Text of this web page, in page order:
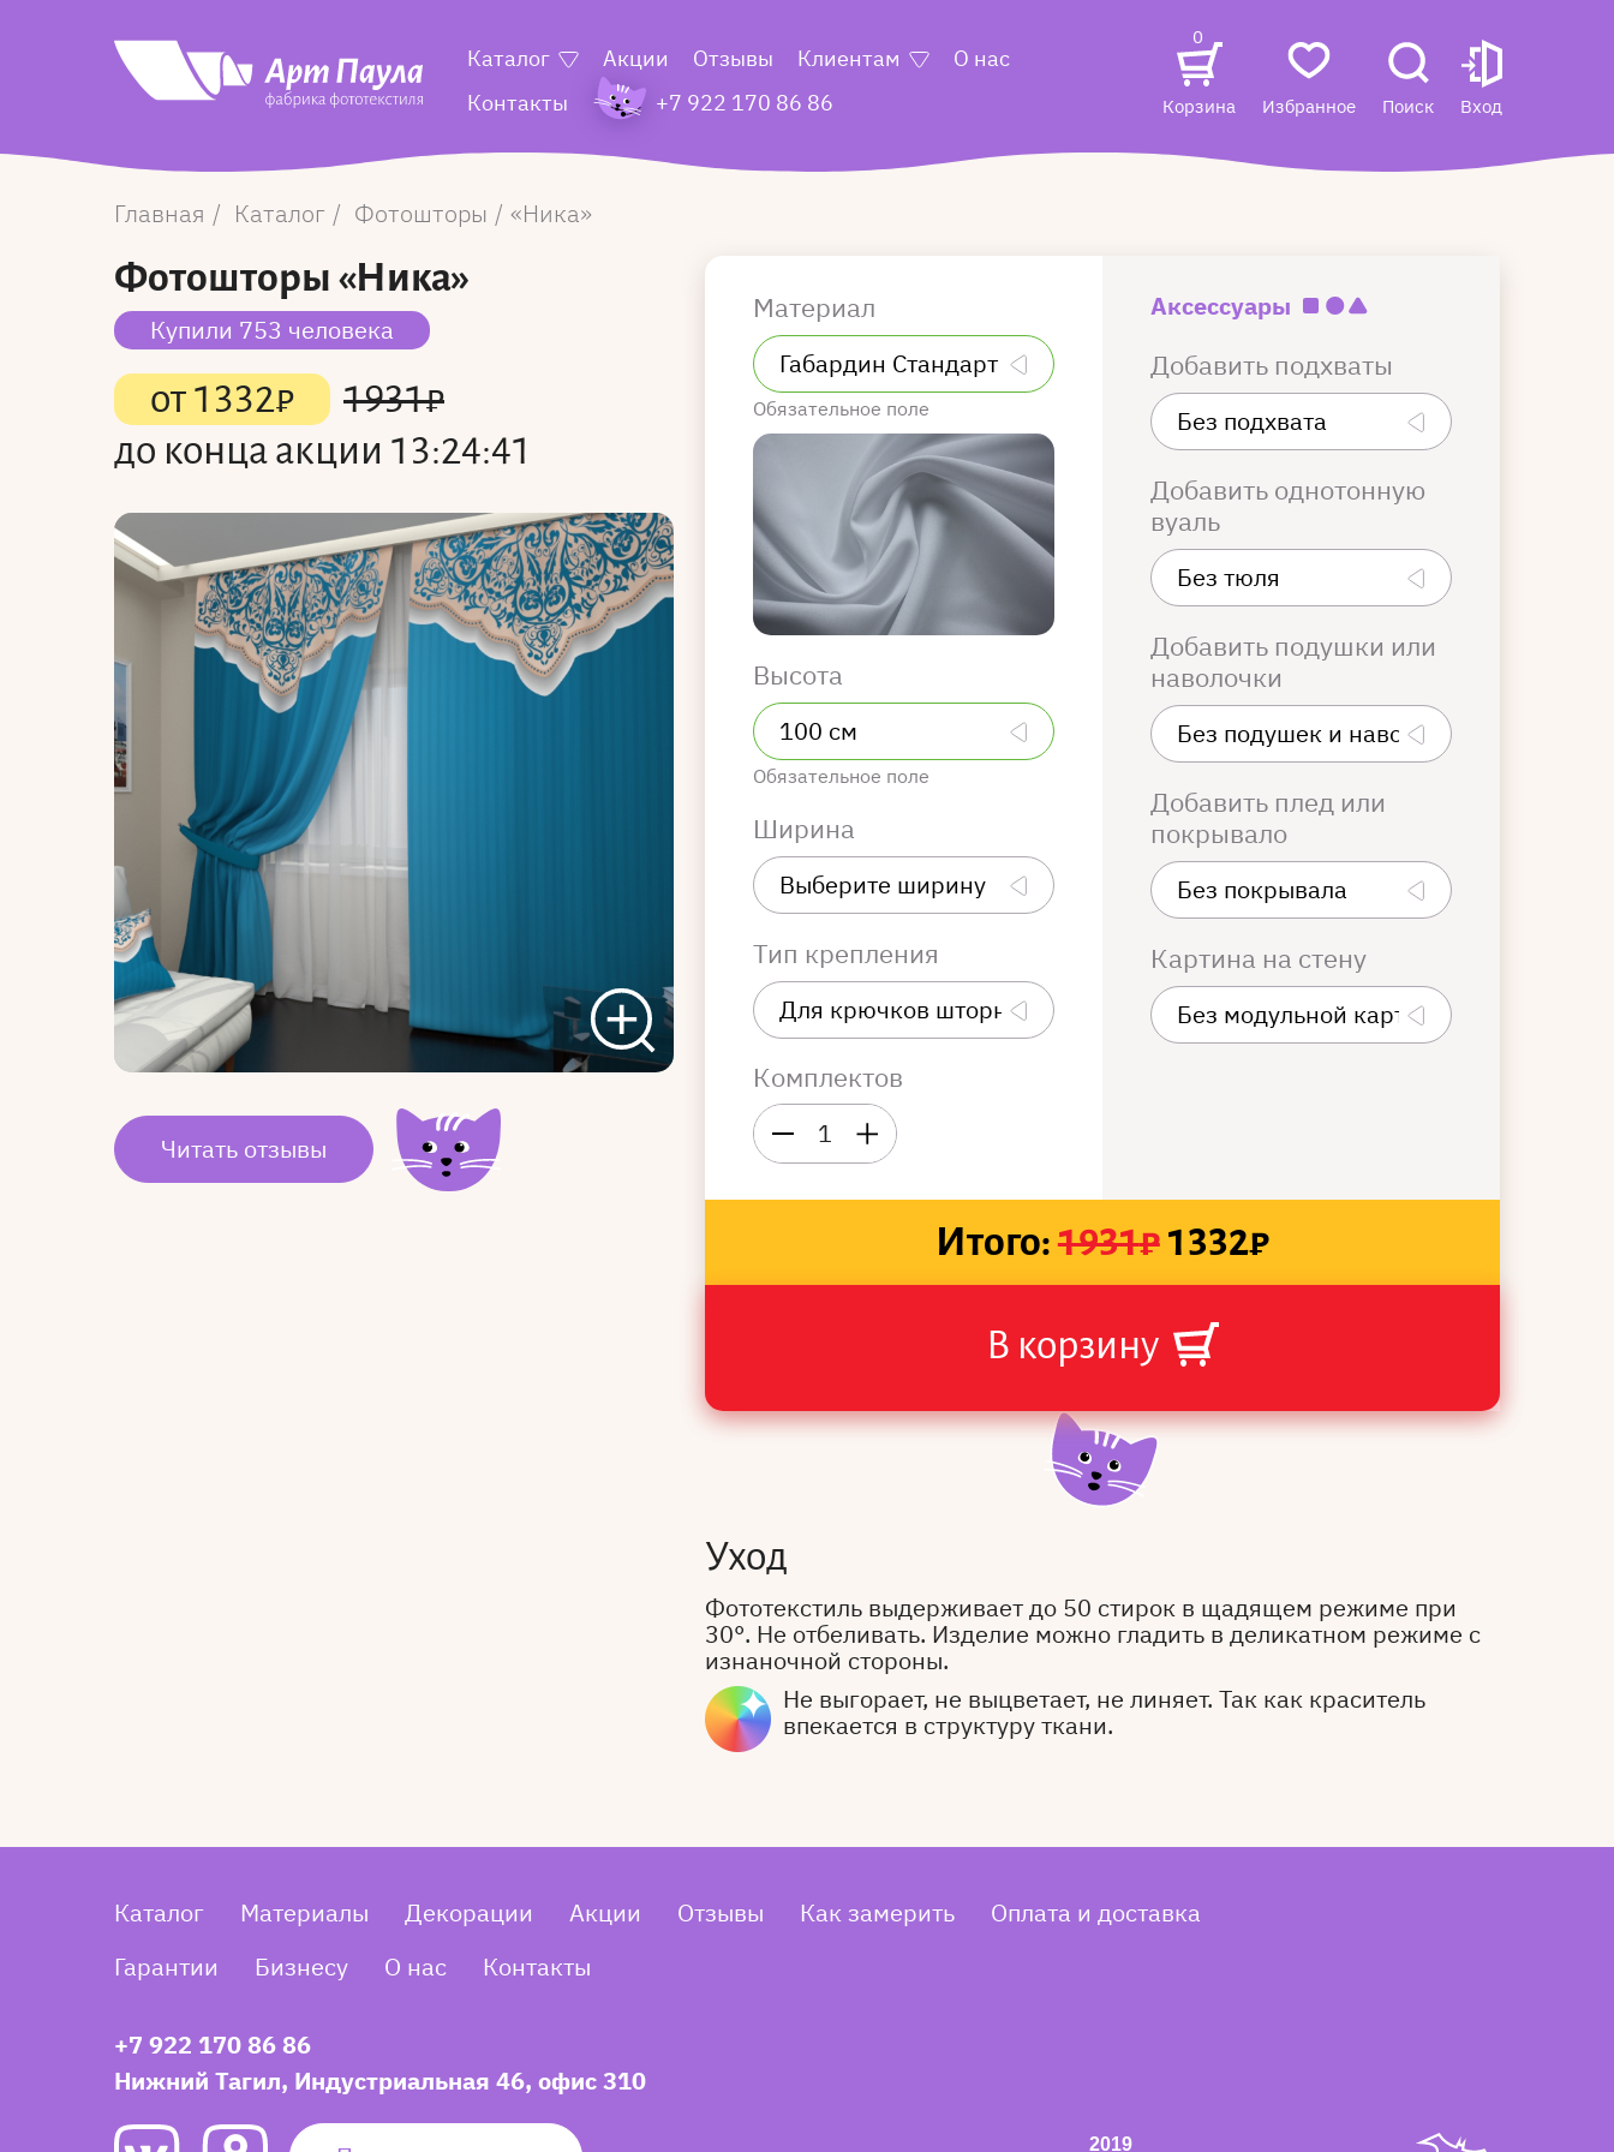
Каталог Акции Отзывы Клиентам
О нас
Контакты
+7 922 170 86 86
0
Корзина Избранное Поиск Вход
Главная Каталог Фотошторы Ника
Фотошторы «Ника»
Купили 753 человека
от1332₽ 1931₽
до конца акции 13:24:40
Читать отзывы
Материал
Обязательное поле
Высота
Обязательное поле
Ширина
Тип крепления
Комплектов
1
Аксессуары
Добавить подхваты
Добавить однотонную
вуаль
Добавить подушки или
наволочки
Добавить плед или
покрывало
Картина на стену
Итого:1931₽1332₽
В корзину
Уход
Фототекстиль выдерживает до 50 стирок в щадящем режиме при
30°. Не отбеливать. Изделие можно гладить в деликатном режиме с
изнаночной стороны.
Не выгорает, не выцветает, не линяет. Так как краситель
впекается в структуру ткани.
Каталог Материалы Декорации Акции Отзывы Как замерить
Оплата и доставка
Гарантии
Бизнесу О нас Контакты
+7 922 170 86 86
Нижний Тагил, Индустриальная 46, офис 310